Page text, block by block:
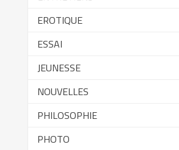
EROTIQUE
ESSAI
JEUNESSE
NOUVELLES
PHILOSOPHIE
PHOTO